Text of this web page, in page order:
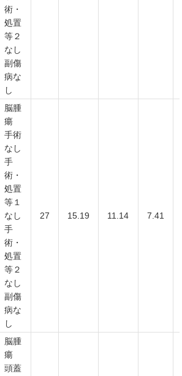
術・
処置
等２
なし
副傷
病な
し
脳腫
瘍
手術
なし
手
術・
処置
等１
なし
手
術・
処置
等２
なし
副傷
病な
し
27 15.19 11.14 7.41
脳腫
瘍
頭蓋